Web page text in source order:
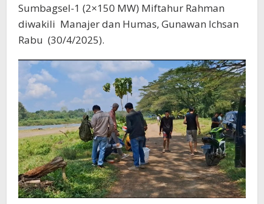
Sumbagsel-1 (2×150 MW) Miftahur Rahman
diwakili Manajer dan Humas, Gunawan Ichsan
Rabu (30/4/2025).